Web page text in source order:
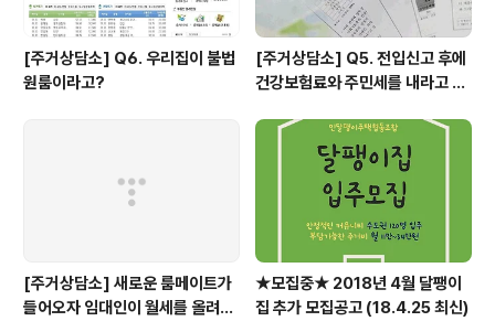
[주거상담소] Q6. 우리집이 불법
원룸이라고?
[주거상담소] Q5. 전입신고 후에
건강보험료와 주민세를 내라고 고
[주거상담소] 새로운 룸메이트가
들어오자 임대인이 월세를 올려달
★모집중★ 2018년 4월 달팽이
집 추가 모집공고 (18.4.25 최신)